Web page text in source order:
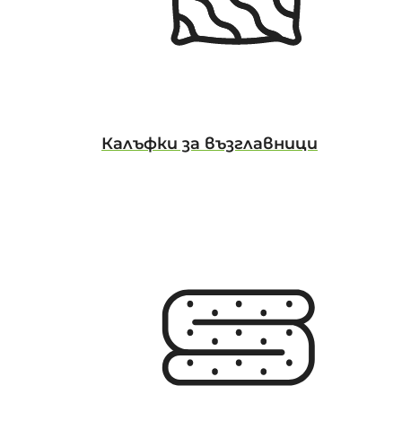
Калъфки за възглавници